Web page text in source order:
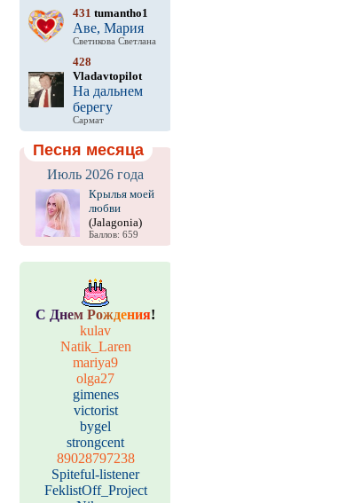
431 tumantho1
Аве, Мария
Светикова Светлана
428
Vladavtopilot
На дальнем
берегу
Сармат
Песня месяца
Июль 2026 года
Крылья моей
любви
(Jalagonia)
Баллов: 659
С Днем Рождения!
kulav
Natik_Laren
mariya9
olga27
gimenes
victorist
bygel
strongcent
89028797238
Spiteful-listener
FeklistOff_Project